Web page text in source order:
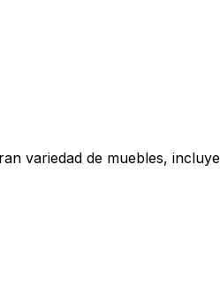
variedad de muebles,